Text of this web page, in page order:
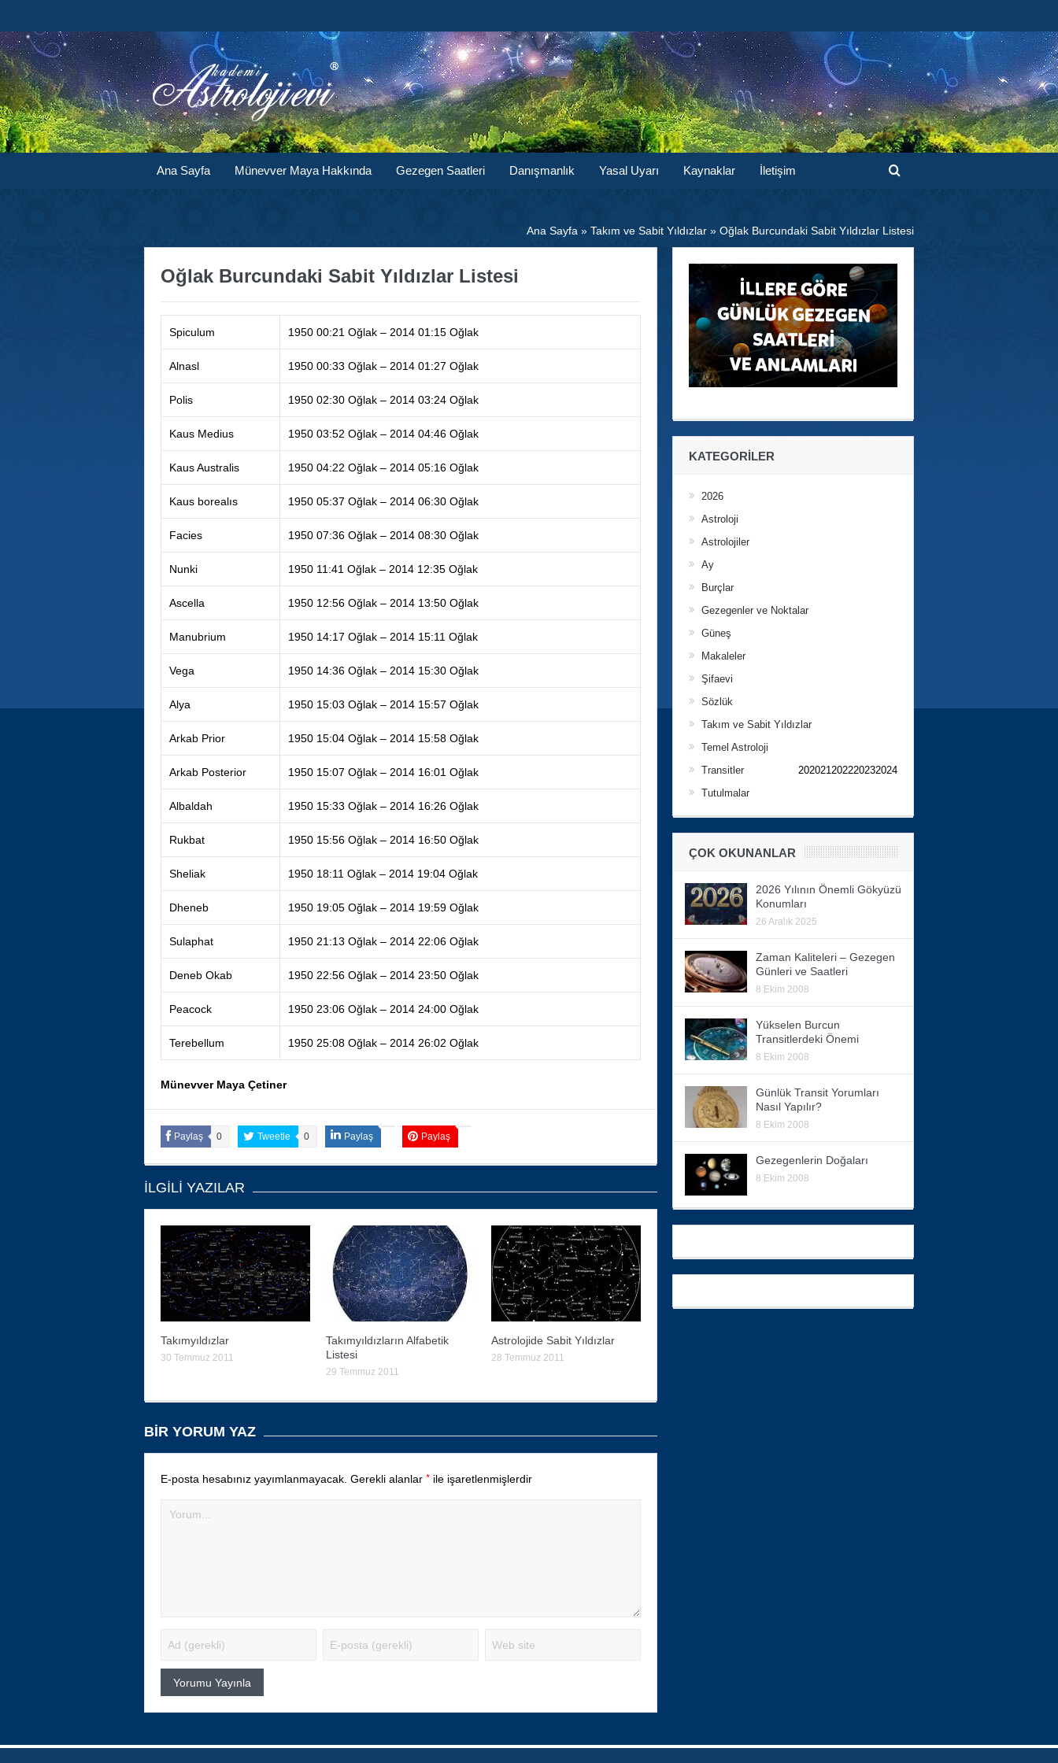
Ana Sayfa Münevver Maya Hakkında Gezegen Saatleri Danışmanlık Yasal Uyarı Kaynaklar İletişim
Ana Sayfa » Takım ve Sabit Yıldızlar » Oğlak Burcundaki Sabit Yıldızlar Listesi
Oğlak Burcundaki Sabit Yıldızlar Listesi
Spiculum 1950 00:21 Oğlak – 2014 01:15 Oğlak
Alnasl 1950 00:33 Oğlak – 2014 01:27 Oğlak
Polis 1950 02:30 Oğlak – 2014 03:24 Oğlak
Kaus Medius 1950 03:52 Oğlak – 2014 04:46 Oğlak
Kaus Australis 1950 04:22 Oğlak – 2014 05:16 Oğlak
Kaus borealıs 1950 05:37 Oğlak – 2014 06:30 Oğlak
Facies 1950 07:36 Oğlak – 2014 08:30 Oğlak
Nunki 1950 11:41 Oğlak – 2014 12:35 Oğlak
Ascella 1950 12:56 Oğlak – 2014 13:50 Oğlak
Manubrium 1950 14:17 Oğlak – 2014 15:11 Oğlak
Vega 1950 14:36 Oğlak – 2014 15:30 Oğlak
Alya 1950 15:03 Oğlak – 2014 15:57 Oğlak
Arkab Prior 1950 15:04 Oğlak – 2014 15:58 Oğlak
Arkab Posterior 1950 15:07 Oğlak – 2014 16:01 Oğlak
Albaldah 1950 15:33 Oğlak – 2014 16:26 Oğlak
Rukbat 1950 15:56 Oğlak – 2014 16:50 Oğlak
Sheliak 1950 18:11 Oğlak – 2014 19:04 Oğlak
Dheneb 1950 19:05 Oğlak – 2014 19:59 Oğlak
Sulaphat 1950 21:13 Oğlak – 2014 22:06 Oğlak
Deneb Okab 1950 22:56 Oğlak – 2014 23:50 Oğlak
Peacock 1950 23:06 Oğlak – 2014 24:00 Oğlak
Terebellum 1950 25:08 Oğlak – 2014 26:02 Oğlak
Münevver Maya Çetiner
Paylaş 0 Tweetle 0 Paylaş Paylaş
İLGILI YAZILAR
Takımyıldızlar
30 Temmuz 2011
Takımyıldızların Alfabetik
Listesi
29 Temmuz 2011
Astrolojide Sabit Yıldızlar
28 Temmuz 2011
BIR YORUM YAZ
E-posta hesabınız yayımlanmayacak. Gerekli alanlar * ile işaretlenmişlerdir
KATEGORILER
2026
Astroloji
Astrolojiler
Ay
Burçlar
Gezegenler ve Noktalar
Güneş
Makaleler
Şifaevi
Sözlük
Takım ve Sabit Yıldızlar
Temel Astroloji
Transitler
202021202220232024
Tutulmalar
ÇOK OKUNANLAR
2026 Yılının Önemli Gökyüzü
Konumları
26 Aralık 2025
Zaman Kaliteleri – Gezegen
Günleri ve Saatleri
8 Ekim 2008
Yükselen Burcun
Transitlerdeki Önemi
8 Ekim 2008
Günlük Transit Yorumları
Nasıl Yapılır?
8 Ekim 2008
Gezegenlerin Doğaları
8 Ekim 2008